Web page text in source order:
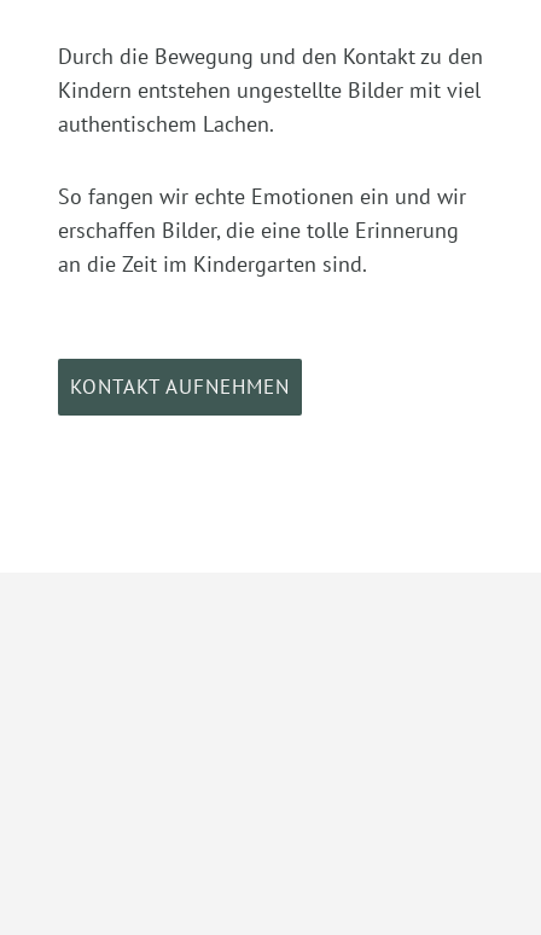
Durch die Bewegung und den Kontakt zu den
Kindern entstehen ungestellte Bilder mit viel
authentischem Lachen.
So fangen wir echte Emotionen ein und wir
erschaffen Bilder, die eine tolle Erinnerung
an die Zeit im Kindergarten sind.
KONTAKT AUFNEHMEN